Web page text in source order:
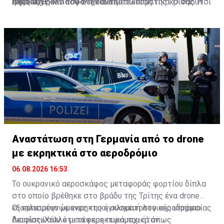
υποστήριξαν τα μέτρα με βάση τα επιστημονικά
στοιχεία που διέθεταν εκείνη την εποχή.
συμπεριφορά.
Αναστάτωση στη Γερμανία από το drone
με εκρηκτικά στο αεροδρόμιο
06.08.2026 16:53
Το ουκρανικό αεροσκάφος μεταφοράς φορτίου δίπλα
στο οποίο βρέθηκε στο βράδυ της Τρίτης ένα drone
εξοπλισμένο με εκρηκτική συσκευή στο αεροδρόμιο
Λειψίας/Χάλλε μετέφερε πυρομαχικά όπως
Οι εμπειρογνώμονες της εγκληματολογικής υπηρεσίας
διαπίστωσαν ότι τα εκρηκτικά που ήταν